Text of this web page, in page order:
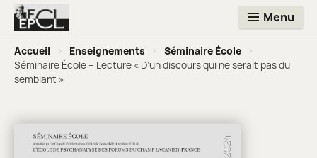
Menu
Accueil > Enseignements > Séminaire École
>
Séminaire École – Lecture « D’un discours qui ne serait pas du
semblant »